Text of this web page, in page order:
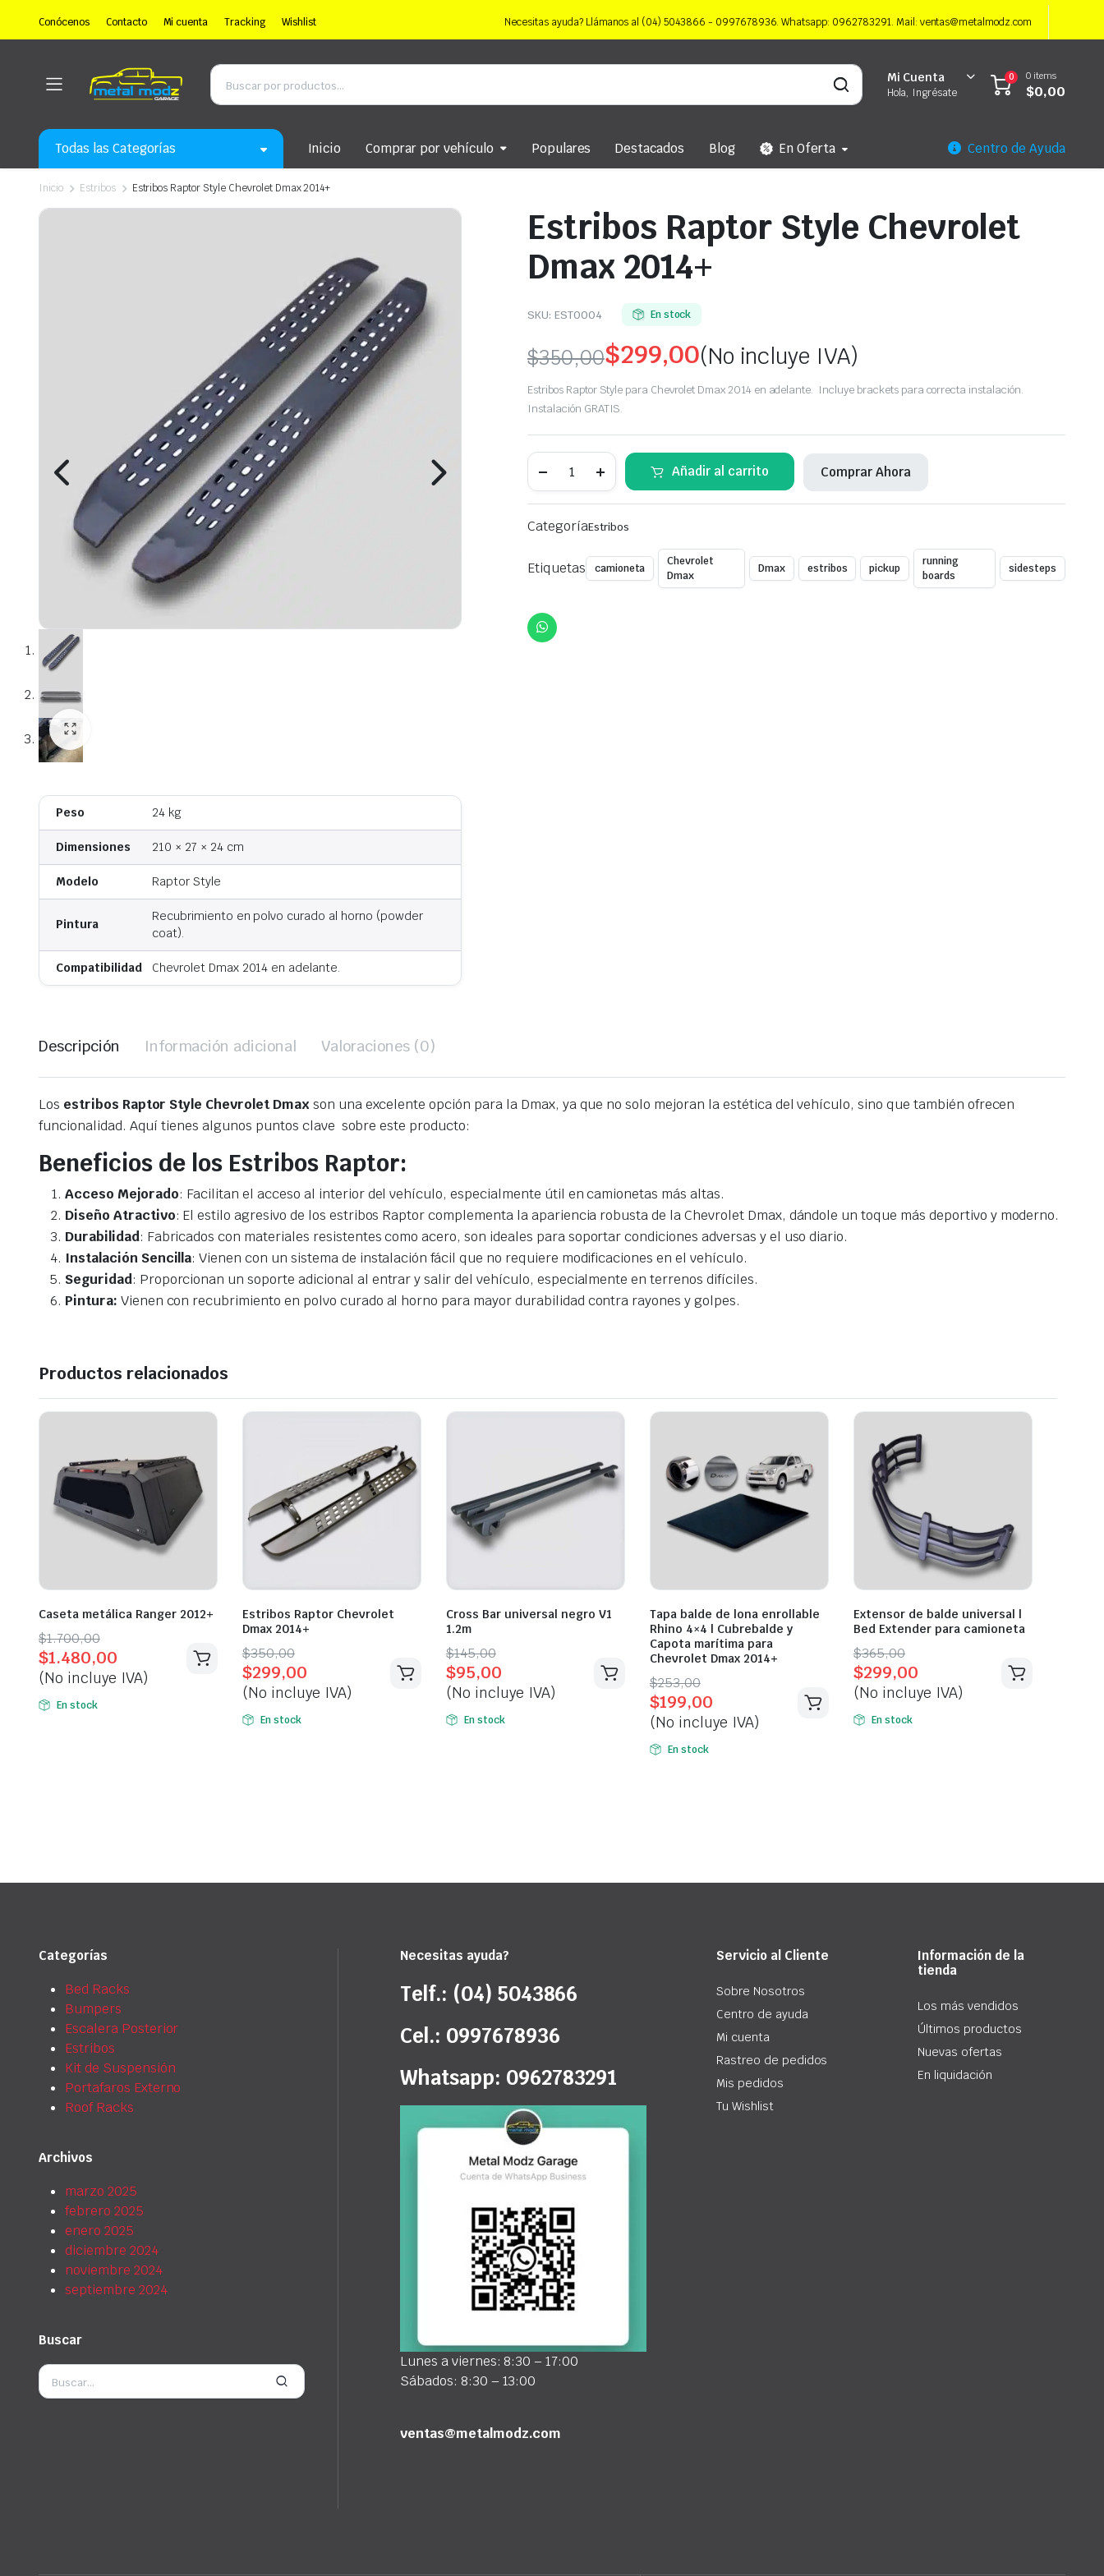
Conócenos Contacto Mi cuenta Tracking Wishlist Necesitas ayuda? Llámanos al (04) 5043866 - 0997678936. Whatsapp: 0962783291. Mail: ventas@metalmodz.com
Mi Cuenta
Hola, Ingrésate
0 0 items
$0,00
Todas las Categorías Inicio Comprar por vehículo Populares Destacados Blog En Oferta Centro de Ayuda
Inicio Estribos Estribos Raptor Style Chevrolet Dmax 2014+
Peso 24 kg
Dimensiones 210 × 27 × 24 cm
Modelo Raptor Style
Pintura
Recubrimiento en polvo curado al horno (powder
coat).
Compatibilidad Chevrolet Dmax 2014 en adelante.
Estribos Raptor Style Chevrolet
Dmax 2014+
SKU: EST0004 En stock
$350,00
Original
price
was:
$350,00.
$299,00
Current
price
is:
$299,00.
(No incluye IVA)
Estribos Raptor Style para Chevrolet Dmax 2014 en adelante. Incluye brackets para correcta instalación.
Instalación GRATIS.
Raptor
Chevrolet
2014+
Añadir al carrito Comprar Ahora
CategoríaEstribos
Etiquetas camioneta
Chevrolet
Dmax
Dmax estribos pickup
running
boards
sidesteps
Descripción Información adicional Valoraciones (0)
Los estribos Raptor Style Chevrolet Dmax son una excelente opción para la Dmax, ya que no solo mejoran la estética del vehículo, sino que también ofrecen
funcionalidad. Aquí tienes algunos puntos clave sobre este producto:
Beneficios de los Estribos Raptor:
Acceso Mejorado: Facilitan el acceso al interior del vehículo, especialmente útil en camionetas más altas.
Diseño Atractivo: El estilo agresivo de los estribos Raptor complementa la apariencia robusta de la Chevrolet Dmax, dándole un toque más deportivo y moderno.
Durabilidad: Fabricados con materiales resistentes como acero, son ideales para soportar condiciones adversas y el uso diario.
Instalación Sencilla: Vienen con un sistema de instalación fácil que no requiere modificaciones en el vehículo.
Seguridad: Proporcionan un soporte adicional al entrar y salir del vehículo, especialmente en terrenos difíciles.
Pintura: Vienen con recubrimiento en polvo curado al horno para mayor durabilidad contra rayones y golpes.
Productos relacionados
Caseta metálica Ranger 2012+
$1.700,00
Original
price
was:
$1.700,00.
$1.480,00
Current
price
is:
$1.480,00.
(No incluye IVA)
En stock
Estribos Raptor Chevrolet
Dmax 2014+
$350,00
Original
price
was:
$350,00.
$299,00
Current
price
is:
$299,00.
(No incluye IVA)
En stock
Cross Bar universal negro V1
1.2m
$145,00
Original
price
was:
$145,00.
$95,00
Current
price
is:
$95,00.
(No incluye IVA)
En stock
Tapa balde de lona enrollable
Rhino 4×4 | Cubrebalde y
Capota marítima para
Chevrolet Dmax 2014+
$253,00
Original
price
was:
$253,00.
$199,00
Current
price
is:
$199,00.
(No incluye IVA)
En stock
Extensor de balde universal |
Bed Extender para camioneta
$365,00
Original
price
was:
$365,00.
$299,00
Current
price
is:
$299,00.
(No incluye IVA)
En stock
Categorías
Bed Racks
Bumpers
Escalera Posterior
Estribos
Kit de Suspensión
Portafaros Externo
Roof Racks
Archivos
marzo 2025
febrero 2025
enero 2025
diciembre 2024
noviembre 2024
septiembre 2024
Buscar
Necesitas ayuda?
Telf.: (04) 5043866
Cel.: 0997678936
Whatsapp: 0962783291
Lunes a viernes: 8:30 – 17:00
Sábados: 8:30 – 13:00
ventas@metalmodz.com
Servicio al Cliente
Sobre Nosotros
Centro de ayuda
Mi cuenta
Rastreo de pedidos
Mis pedidos
Tu Wishlist
Información de la
tienda
Los más vendidos
Últimos productos
Nuevas ofertas
En liquidación